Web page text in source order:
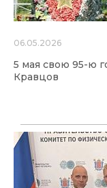
06.05.2026
5 мая свою 95-ю
Кравцов